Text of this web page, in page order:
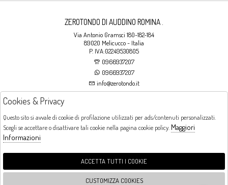
ZEROTONDO DI AUDDINO ROMINA .
Via Antonio Gramsci 180-182-184
89020 Melicucco - Italia
P. IVA:02249530805
0966937207
0966937207
info@zerotondo.it
Orari di apertura
LUNEDI: CHIUSO LA MATTINA - DALLE 16:00 ALLE 20:00 DAL MARTEDI AL
Cookies & Privacy
Questo sito si avvale di cookie di profilazione utilizzati per ads/contenuti personalizzati.
Scegli se accettare o disattivare tali cookie nella pagina cookie policy. Maggiori
Informazioni
ACCETTA TUTTI I COOKIE
CUSTOMIZZA COOKIES